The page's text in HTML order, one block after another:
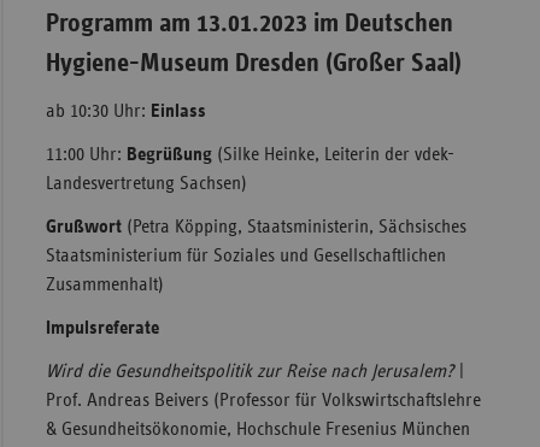
Programm am 13.01.2023 im Deutschen
Hygiene-Museum Dresden (Großer Saal)
ab 10:30 Uhr: Einlass
11:00 Uhr: Begrüßung (Silke Heinke, Leiterin der vdek-
Landesvertretung Sachsen)
Grußwort (Petra Köpping, Staatsministerin, Sächsisches
Staatsministerium für Soziales und Gesellschaftlichen
Zusammenhalt)
Impulsreferate
Wird die Gesundheitspolitik zur Reise nach Jerusalem?
Prof. Andreas Beivers (Professor für Volkswirtschaftslehre
& Gesundheitsökonomie, Hochschule Fresenius München